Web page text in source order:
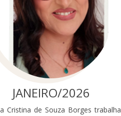
JANEIRO/2026
Cristina de Souza Borges trabalha